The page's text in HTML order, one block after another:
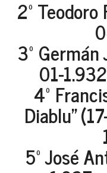
2º
3º
01-
4º
Diablu"
5º José